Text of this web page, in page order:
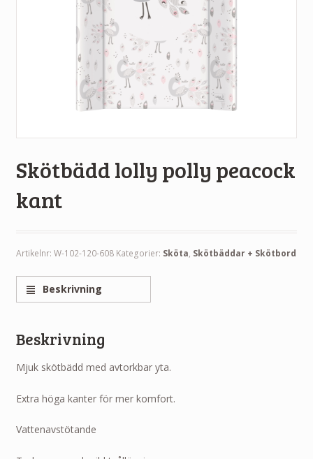
Skötbädd lolly polly peacock
kant
Artikelnr: W-102-120-608 Kategorier: Sköta, Skötbäddar + Skötbord
Beskrivning
Beskrivning
Mjuk skötbädd med avtorkbar yta.
Extra höga kanter för mer komfort.
Vattenavstötande